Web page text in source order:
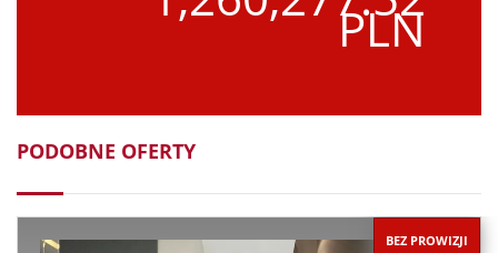
PLN
PODOBNE OFERTY
BEZ PROWIZJI